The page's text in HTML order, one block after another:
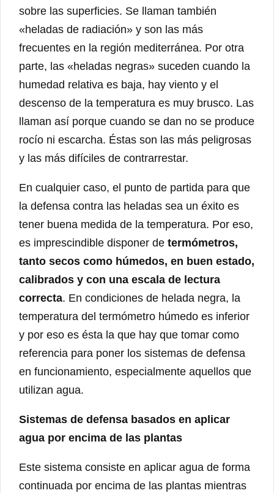
sobre las superficies. Se llaman también
«heladas de radiación» y son las más
frecuentes en la región mediterránea. Por otra
parte, las «heladas negras» suceden cuando la
humedad relativa es baja, hay viento y el
descenso de la temperatura es muy brusco. Las
llaman así porque cuando se dan no se produce
rocío ni escarcha. Éstas son las más peligrosas
y las más difíciles de contrarrestar.
En cualquier caso, el punto de partida para que
la defensa contra las heladas sea un éxito es
tener buena medida de la temperatura. Por eso,
es imprescindible disponer de termómetros,
tanto secos como húmedos, en buen estado,
calibrados y con una escala de lectura
correcta. En condiciones de helada negra, la
temperatura del termómetro húmedo es inferior
y por eso es ésta la que hay que tomar como
referencia para poner los sistemas de defensa
en funcionamiento, especialmente aquellos que
utilizan agua.
Sistemas de defensa basados en aplicar
agua por encima de las plantas
Este sistema consiste en aplicar agua de forma
continuada por encima de las plantas mientras